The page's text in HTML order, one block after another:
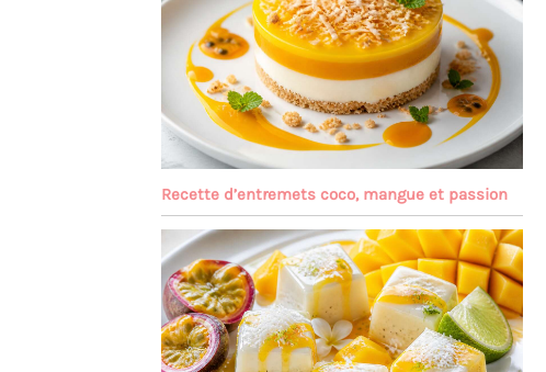
Recette d’entremets coco, mangue et passion